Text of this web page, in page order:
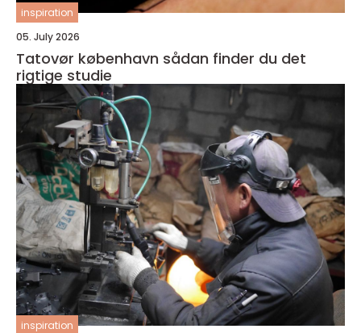
inspiration
05. July 2026
Tatovør københavn sådan finder du det
rigtige studie
inspiration